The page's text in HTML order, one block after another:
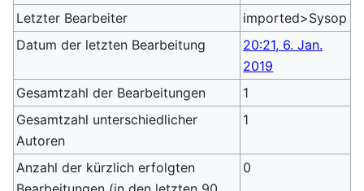
Letzter Bearbeiter
imported>Sysop
Datum der letzten Bearbeitung
20:21, 6. Jan.
2019
Gesamtzahl der Bearbeitungen
1
Gesamtzahl unterschiedlicher
Autoren
1
Anzahl der kürzlich erfolgten
0